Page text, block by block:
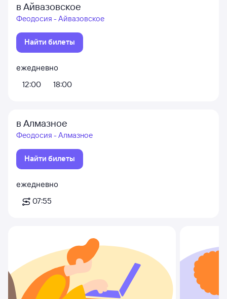
в Айвазовское
Феодосия - Айвазовское
Найти билеты
ежедневно
12:00
18:00
в Алмазное
Феодосия - Алмазное
Найти билеты
ежедневно
07:55